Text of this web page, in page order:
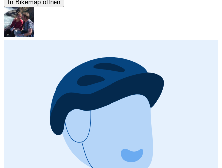
In Bikemap öffnen